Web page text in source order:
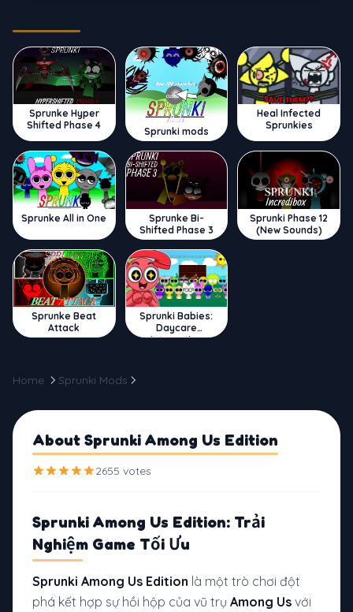
Sprunke Hyper
Shifted Phase 4
Sprunki mods
Heal Infected
Sprunkies
Sprunke All in One
Sprunke Bi-
Shifted Phase 3
Sprunki Phase 12
(New Sounds)
Sprunke Beat
Attack
Sprunki Babies:
Daycare
Interactive
Home Sprunki Mods
About Sprunki Among Us Edition
2655 votes
Sprunki Among Us Edition: Trải
Nghiệm Game Tối Ưu
Sprunki Among Us Edition là một trò chơi đột
phá kết hợp sự hồi hộp của vũ trụ Among Us với